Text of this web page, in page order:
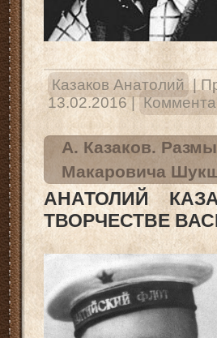
Казаков Анатолий |
13.02.2016 |
А. Казаков.
Макаровича
АНАТОЛИЙ
ТВОРЧЕСТВЕ